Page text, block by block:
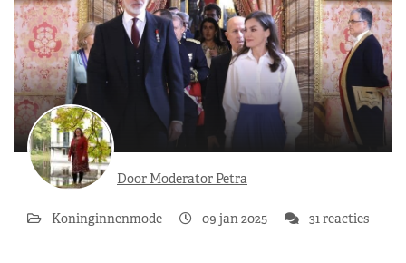
Door Moderator Petra
Koninginnenmode 09 jan 2025 31 reacties